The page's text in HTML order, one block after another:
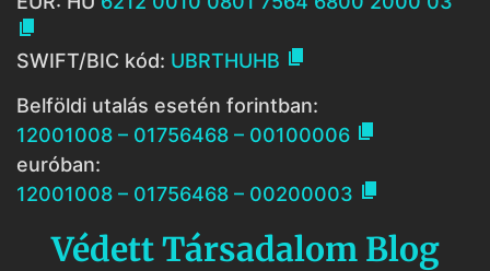

SWIFT/BIC kód: UBRTHUHB 
Belföldi utalás esetén forintban:
12001008 – 01756468 – 00100006 
euróban:
12001008 – 01756468 – 00200003 
Védett Társadalom Blog